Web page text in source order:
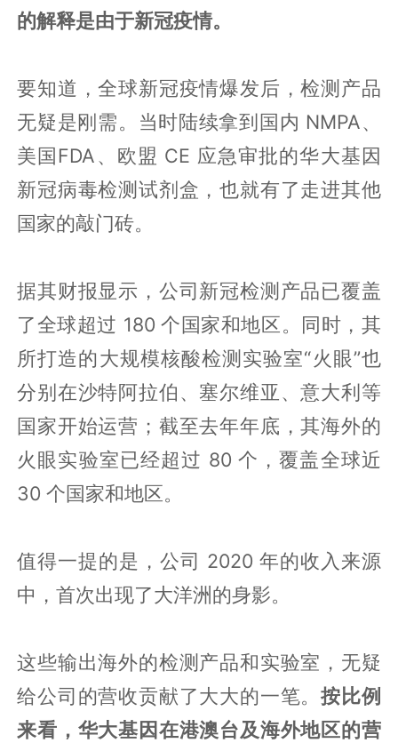
的解释是由于新冠疫情。
要知道，全球新冠疫情爆发后，检测产品
无疑是刚需。当时陆续拿到国内 NMPA、
美国FDA、欧盟 CE 应急审批的华大基因
新冠病毒检测试剂盒，也就有了走进其他
国家的敲门砖。
据其财报显示，公司新冠检测产品已覆盖
了全球超过 180 个国家和地区。同时，其
所打造的大规模核酸检测实验室“火眼”也
分别在沙特阿拉伯、塞尔维亚、意大利等
国家开始运营；截至去年年底，其海外的
火眼实验室已经超过 80 个，覆盖全球近
30 个国家和地区。
值得一提的是，公司 2020 年的收入来源
中，首次出现了大洋洲的身影。
这些输出海外的检测产品和实验室，无疑
给公司的营收贡献了大大的一笔。按比例
来看，华大基因在港澳台及海外地区的营